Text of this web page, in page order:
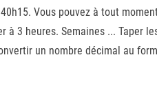
Vous pouvez à tout
3 heures. Semaines ... Taper
un nombre décimal au